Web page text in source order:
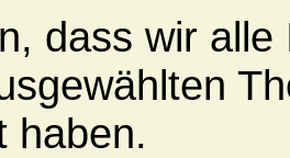
dass wir alle
haben.